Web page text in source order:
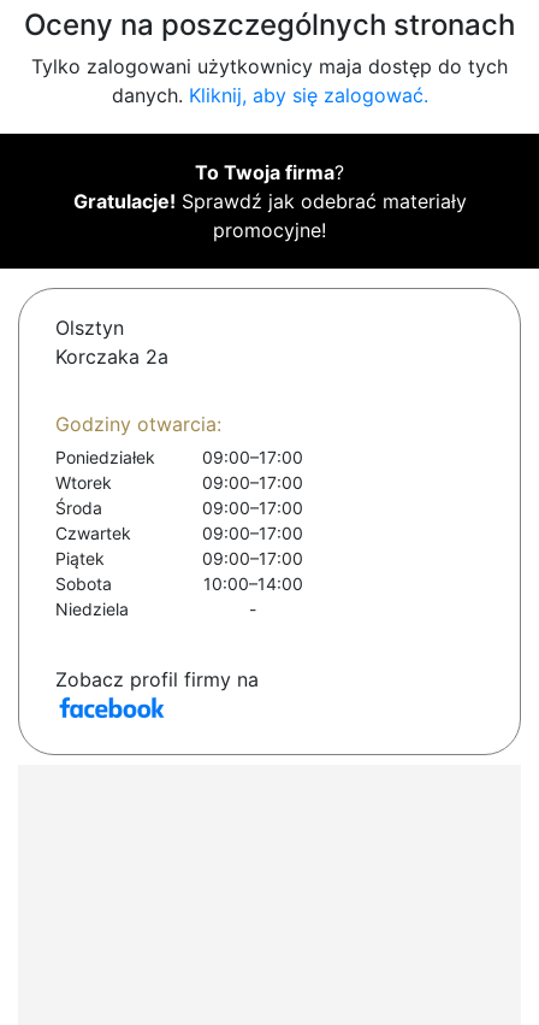
Oceny na poszczególnych stronach
Tylko zalogowani użytkownicy maja dostęp do tych
danych. Kliknij, aby się zalogować.
To Twoja firma?
Gratulacje! Sprawdź jak odebrać materiały
promocyjne!
Olsztyn
Korczaka 2a
Godziny otwarcia:
Poniedziałek
09:00–17:00
Wtorek
09:00–17:00
Środa
09:00–17:00
Czwartek
09:00–17:00
Piątek
09:00–17:00
Sobota
10:00–14:00
Niedziela
-
Zobacz profil firmy na